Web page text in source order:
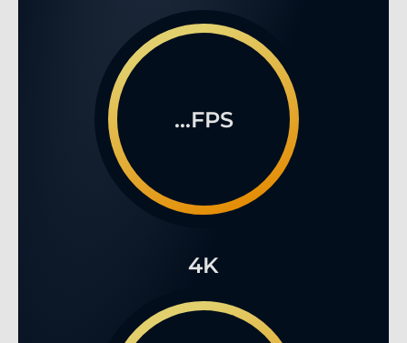
...FPS
4K